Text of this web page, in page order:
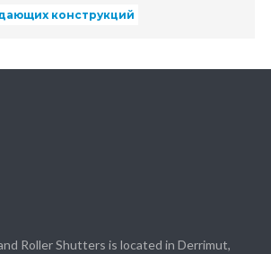
конструкций
Roller Shutters is located in Derrimut,